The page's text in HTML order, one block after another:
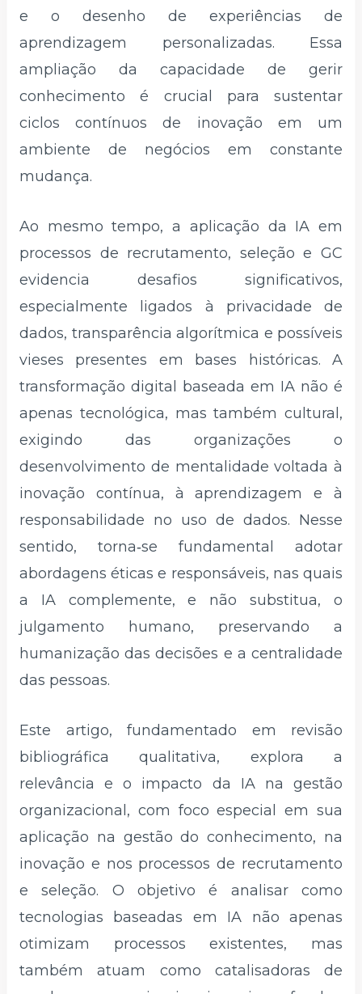
e o desenho de experiências de
aprendizagem personalizadas. Essa
ampliação da capacidade de gerir
conhecimento é crucial para sustentar
ciclos contínuos de inovação em um
ambiente de negócios em constante
mudança.​
Ao mesmo tempo, a aplicação da IA em
processos de recrutamento, seleção e GC
evidencia desafios significativos,
especialmente ligados à privacidade de
dados, transparência algorítmica e possíveis
vieses presentes em bases históricas. A
transformação digital baseada em IA não é
apenas tecnológica, mas também cultural,
exigindo das organizações o
desenvolvimento de mentalidade voltada à
inovação contínua, à aprendizagem e à
responsabilidade no uso de dados. Nesse
sentido, torna‑se fundamental adotar
abordagens éticas e responsáveis, nas quais
a IA complemente, e não substitua, o
julgamento humano, preservando a
humanização das decisões e a centralidade
das pessoas.​
Este artigo, fundamentado em revisão
bibliográfica qualitativa, explora a
relevância e o impacto da IA na gestão
organizacional, com foco especial em sua
aplicação na gestão do conhecimento, na
inovação e nos processos de recrutamento
e seleção. O objetivo é analisar como
tecnologias baseadas em IA não apenas
otimizam processos existentes, mas
também atuam como catalisadoras de